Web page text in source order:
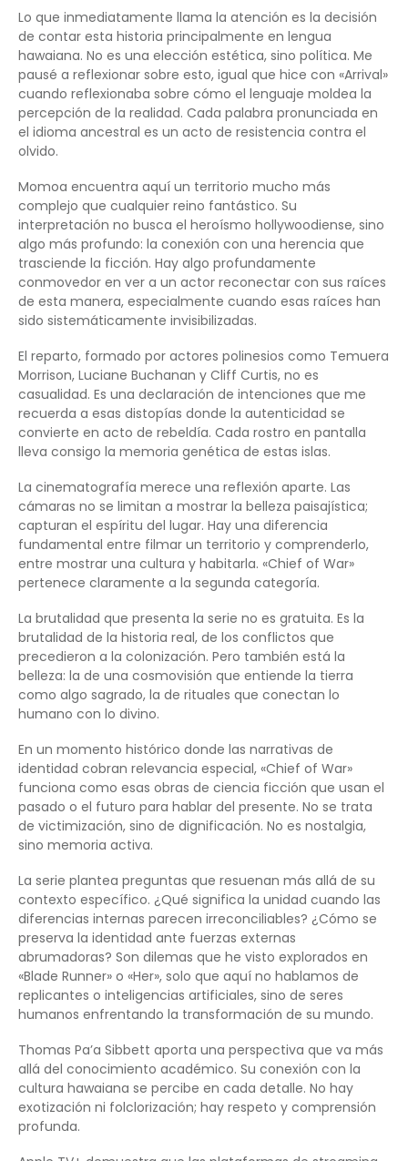
Lo que inmediatamente llama la atención es la decisión
de contar esta historia principalmente en lengua
hawaiana. No es una elección estética, sino política. Me
pausé a reflexionar sobre esto, igual que hice con «Arrival»
cuando reflexionaba sobre cómo el lenguaje moldea la
percepción de la realidad. Cada palabra pronunciada en
el idioma ancestral es un acto de resistencia contra el
olvido.
Momoa encuentra aquí un territorio mucho más
complejo que cualquier reino fantástico. Su
interpretación no busca el heroísmo hollywoodiense, sino
algo más profundo: la conexión con una herencia que
trasciende la ficción. Hay algo profundamente
conmovedor en ver a un actor reconectar con sus raíces
de esta manera, especialmente cuando esas raíces han
sido sistemáticamente invisibilizadas.
El reparto, formado por actores polinesios como Temuera
Morrison, Luciane Buchanan y Cliff Curtis, no es
casualidad. Es una declaración de intenciones que me
recuerda a esas distopías donde la autenticidad se
convierte en acto de rebeldía. Cada rostro en pantalla
lleva consigo la memoria genética de estas islas.
La cinematografía merece una reflexión aparte. Las
cámaras no se limitan a mostrar la belleza paisajística;
capturan el espíritu del lugar. Hay una diferencia
fundamental entre filmar un territorio y comprenderlo,
entre mostrar una cultura y habitarla. «Chief of War»
pertenece claramente a la segunda categoría.
La brutalidad que presenta la serie no es gratuita. Es la
brutalidad de la historia real, de los conflictos que
precedieron a la colonización. Pero también está la
belleza: la de una cosmovisión que entiende la tierra
como algo sagrado, la de rituales que conectan lo
humano con lo divino.
En un momento histórico donde las narrativas de
identidad cobran relevancia especial, «Chief of War»
funciona como esas obras de ciencia ficción que usan el
pasado o el futuro para hablar del presente. No se trata
de victimización, sino de dignificación. No es nostalgia,
sino memoria activa.
La serie plantea preguntas que resuenan más allá de su
contexto específico. ¿Qué significa la unidad cuando las
diferencias internas parecen irreconciliables? ¿Cómo se
preserva la identidad ante fuerzas externas
abrumadoras? Son dilemas que he visto explorados en
«Blade Runner» o «Her», solo que aquí no hablamos de
replicantes o inteligencias artificiales, sino de seres
humanos enfrentando la transformación de su mundo.
Thomas Pa’a Sibbett aporta una perspectiva que va más
allá del conocimiento académico. Su conexión con la
cultura hawaiana se percibe en cada detalle. No hay
exotización ni folclorización; hay respeto y comprensión
profunda.